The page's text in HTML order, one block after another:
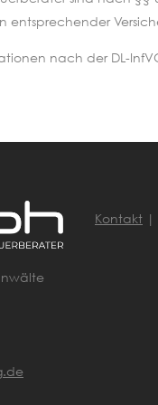
nach der DL-
Kontakt |